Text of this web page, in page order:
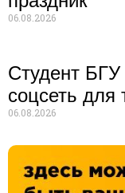
06.08.2026
Студент
соцсеть для
06.08.2026